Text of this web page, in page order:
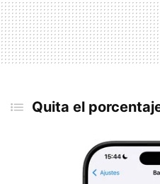
Quita el